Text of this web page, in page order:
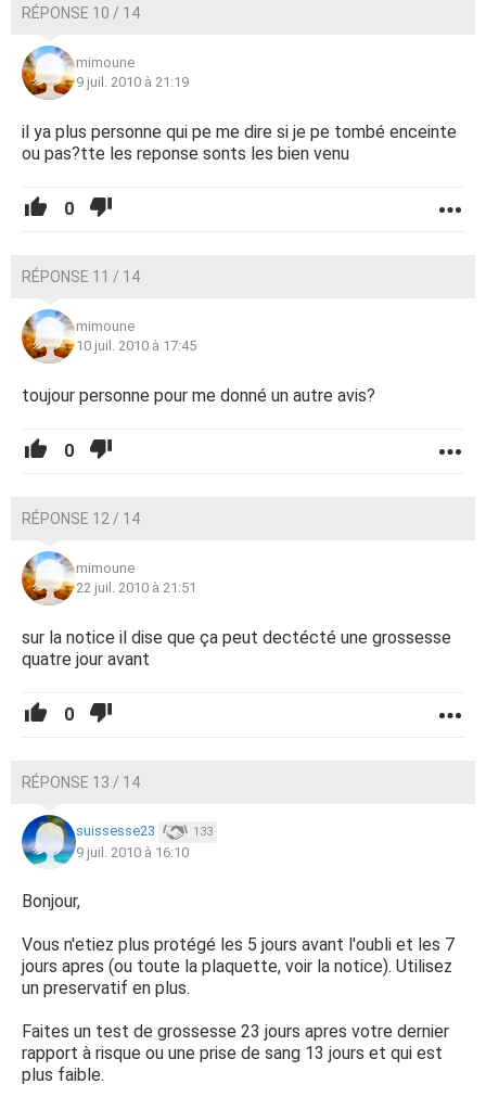
RÉPONSE 10 / 14
mimoune
9 juil. 2010 à 21:19
il ya plus personne qui pe me dire si je pe tombé enceinte
ou pas?tte les reponse sonts les bien venu
0
RÉPONSE 11 / 14
mimoune
10 juil. 2010 à 17:45
toujour personne pour me donné un autre avis?
0
RÉPONSE 12 / 14
mimoune
22 juil. 2010 à 21:51
sur la notice il dise que ça peut dectécté une grossesse
quatre jour avant
0
RÉPONSE 13 / 14
suissesse23 133
9 juil. 2010 à 16:10
Bonjour,
Vous n'etiez plus protégé les 5 jours avant l'oubli et les 7
jours apres (ou toute la plaquette, voir la notice). Utilisez
un preservatif en plus.
Faites un test de grossesse 23 jours apres votre dernier
rapport à risque ou une prise de sang 13 jours et qui est
plus faible.